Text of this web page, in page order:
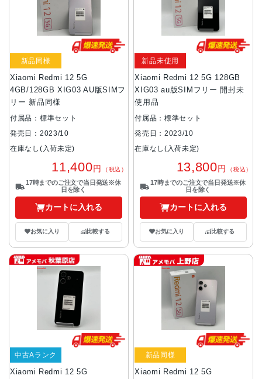
Xiaomi Redmi 12 5G
4GB/128GB XIG03 AU版SIMフ
リー 新品同様
新品同様
付属品：標準セット
発売日：2023/10
在庫なし(入荷未定)
11,400円 （税込）
17時までのご注文で当日発送※休
日を除く
カートに入れる
お気に入り 比較する
Xiaomi Redmi 12 5G 128GB
XIG03 au版SIMフリー 開封未
使用品
新品未使用
付属品：標準セット
発売日：2023/10
在庫なし(入荷未定)
13,800円 （税込）
17時までのご注文で当日発送※休
日を除く
カートに入れる
お気に入り 比較する
Xiaomi Redmi 12 5G
中古Aランク
Xiaomi Redmi 12 5G
新品同様